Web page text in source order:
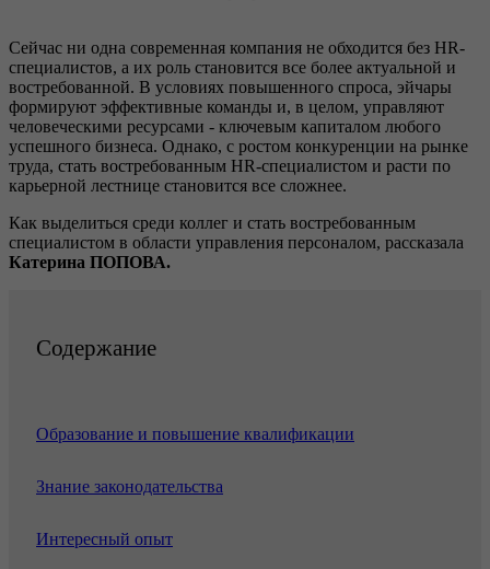
Сейчас ни одна современная компания не обходится без HR-
специалистов, а их роль становится все более актуальной и
востребованной. В условиях повышенного спроса, эйчары
формируют эффективные команды и, в целом, управляют
человеческими ресурсами - ключевым капиталом любого
успешного бизнеса. Однако, с ростом конкуренции на рынке
труда, стать востребованным HR-специалистом и расти по
карьерной лестнице становится все сложнее.
Как выделиться среди коллег и стать востребованным
специалистом в области управления персоналом, рассказала
Катерина ПОПОВА.
Содержание
Образование и повышение квалификации
Знание законодательства
Интересный опыт